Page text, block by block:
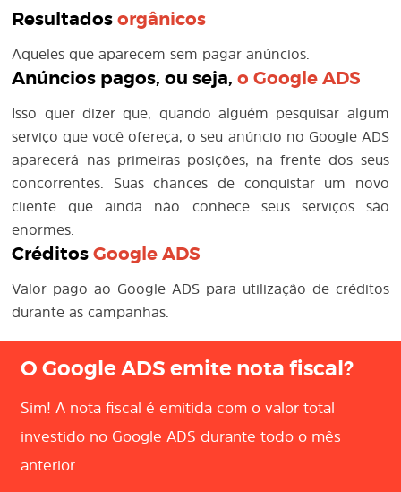
Resultadosorgânicos
Aqueles que aparecem sem pagar anúncios.
Anúncios pagos, ou seja,oGoogle ADS
Isso quer dizer que, quando alguém pesquisar algum
serviço que você ofereça, o seu anúncio no Google ADS
aparecerá nas primeiras posições, na frente dos seus
concorrentes. Suas chances de conquistar um novo
cliente que ainda não conhece seus serviços são
enormes.
CréditosGoogle ADS
Valor pago ao Google ADS para utilização de créditos
durante as campanhas.
O Google ADS emite nota fiscal?
Sim! A nota fiscal é emitida com o valor total
investido no Google ADS durante todo o mês
anterior.